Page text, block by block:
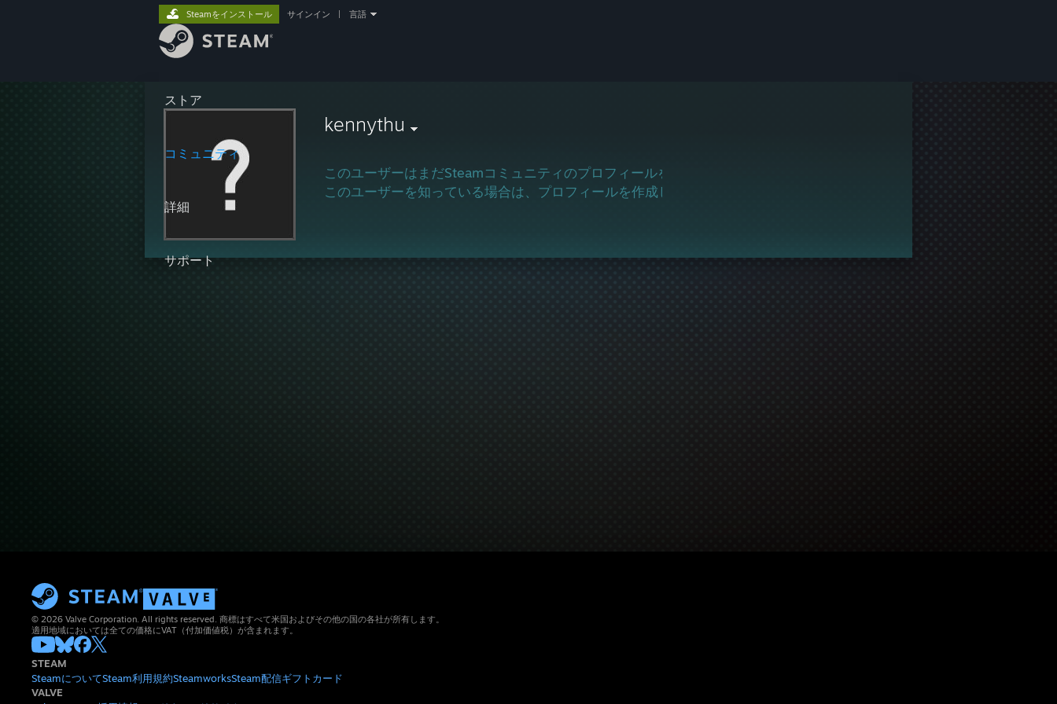
ストア
コミュニティ
詳細
サポート
Steamをインストール サインイン 言語
kennythu
このユーザーはまだSteamコミュニティのプロフィールを作成していません。
このユーザーを知っている場合は、プロフィールを作成してゲーマーとして参加するよう伝えてみましょう。
© 2026 Valve Corporation. All rights reserved. 商標はすべて米国およびその他の国の各社が所有します。
適用地域においては全ての価格にVAT（付加価値税）が含まれます。
STEAM
SteamについてSteam利用規約SteamworksSteam配信ギフトカード
VALVE